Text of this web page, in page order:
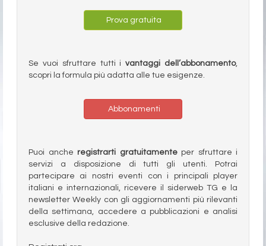
Prova gratuita
Se vuoi sfruttare tutti ivantaggi dell’abbonamento,
scopri la formula più adatta alle tue esigenze.
Abbonamenti
Puoi anche registrarti gratuitamenteper sfruttare i
servizi a disposizione di tutti gli utenti. Potrai
partecipare ai nostri eventi con i principali player
italiani e internazionali, ricevere il siderweb TG e la
newsletter Weekly con gli aggiornamenti più rilevanti
della settimana, accedere a pubblicazioni e analisi
esclusive della redazione.